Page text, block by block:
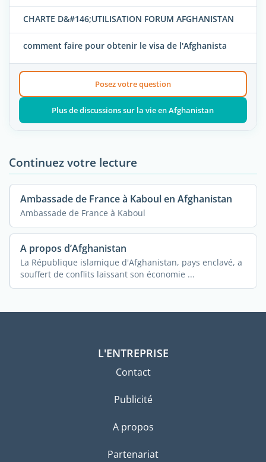
CHARTE D&#146;UTILISATION FORUM AFGHANISTAN
comment faire pour obtenir le visa de l'Afghanista
Posez votre question
Plus de discussions sur la vie en Afghanistan
Continuez votre lecture
Ambassade de France à Kaboul en Afghanistan
Ambassade de France à Kaboul
A propos d’Afghanistan
La République islamique d'Afghanistan, pays enclavé, a
souffert de conflits laissant son économie ...
L'ENTREPRISE
Contact
Publicité
A propos
Partenariat